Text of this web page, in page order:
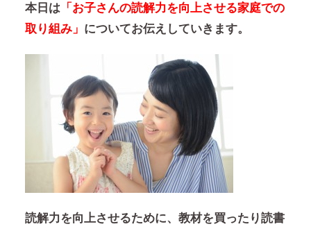
本日は 「お子さんの読解力を向上させる家庭での
取り組み」 についてお伝えしていきます。
読解力を向上させるために、教材を買ったり読書